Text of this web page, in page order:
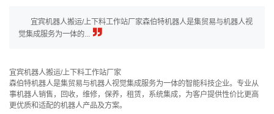
宜宾机器人搬运/上下料工作站厂家森伯特机器人是集贸易与机器人视
觉集成服务为一体的...
宜宾机器人搬运/上下料工作站厂家
森伯特机器人是集贸易与机器人视觉集成服务为一体的智能科技企业。专业从
事机器人销售，回收，维修，保养，租赁，系统集成，为客户提供性价比更高
更优质和适配的机器人产品及方案。